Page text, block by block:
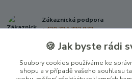
Zákaznická podpora
+420 724 722 973
info@vybaveni-dekorace.cz
🍪 Jak byste rádi
Soubory cookies používáme ke
shopu a v případě vašeho souhlasu